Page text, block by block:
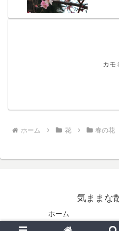
カモ
ホーム 花 春の花
気ままな
ホーム